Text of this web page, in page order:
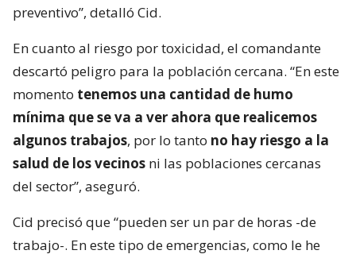
preventivo”, detalló Cid.
En cuanto al riesgo por toxicidad, el comandante
descartó peligro para la población cercana. “En este
momento tenemos una cantidad de humo
mínima que se va a ver ahora que realicemos
algunos trabajos, por lo tanto no hay riesgo a la
salud de los vecinos ni las poblaciones cercanas
del sector”, aseguró.
Cid precisó que “pueden ser un par de horas -de
trabajo-. En este tipo de emergencias, como le he